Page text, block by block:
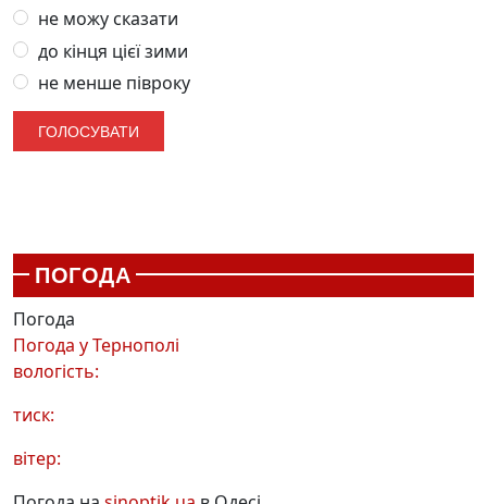
не можу сказати
до кінця цієї зими
не менше півроку
ПОГОДА
Погода
Погода уТернополі
вологість:
тиск:
вітер: